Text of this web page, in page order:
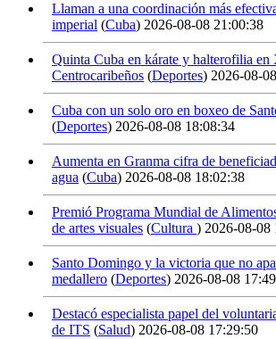
Llaman a una coordinación más
imperial (Cuba) 2026-08-08 21:00:38
Quinta Cuba en kárate y halterofilia
Centrocaribeños (Deportes) 2026-08-
Cuba con un solo oro en boxeo de
(Deportes) 2026-08-08 18:08:34
Aumenta en Granma cifra de
agua (Cuba) 2026-08-08 18:02:38
Premió Programa Mundial de
de artes visuales (Cultura ) 2026-08-08
Santo Domingo y la victoria que no
medallero (Deportes) 2026-08-08
Destacó especialista papel del
de ITS (Salud) 2026-08-08 17:29:50